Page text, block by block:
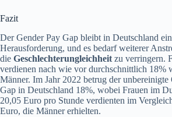
Fazit
Der Gender Pay Gap bleibt in Deutschland
Herausforderung, und es bedarf weiterer
die Geschlechterungleichheit zu verringern.
verdienen nach wie vor durchschnittlich 18%
Männer. Im Jahr 2022 betrug der unbereinigte
Gap in Deutschland 18%, wobei Frauen im
20,05 Euro pro Stunde verdienten im
Euro, die Männer erhielten.